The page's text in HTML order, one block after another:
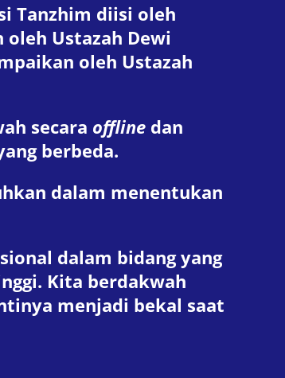
Tanzhim diisi oleh
oleh Ustazah Dewi
oleh Ustazah
secara offline dan
berbeda.
dalam menentukan
dalam bidang yang
Kita berdakwah
menjadi bekal saat